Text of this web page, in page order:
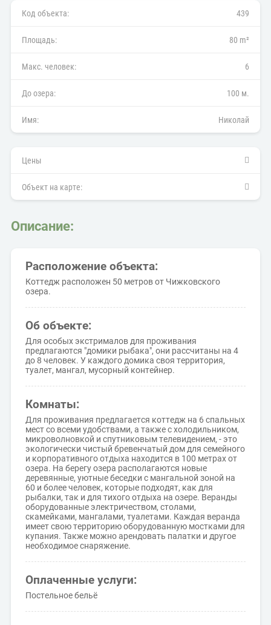
Код объекта: 439
Площадь: 80 m²
Макс. человек: 6
До озера: 100 м.
Имя: Николай
Цены
Объект на карте:
Описание:
Расположение объекта:
Коттедж расположен 50 метров от Чижковского
озера.
Об объекте:
Для особых экстрималов для проживания
предлагаются "домики рыбака", они рассчитаны на 4
до 8 человек. У каждого домика своя территория,
туалет, мангал, мусорный контейнер.
Комнаты:
Для проживания предлагается коттедж на 6 спальных
мест со всеми удобствами, а также с холодильником,
микроволновкой и спутниковым телевидением, - это
экологически чистый бревенчатый дом для семейного
и корпоративного отдыха находится в 100 метрах от
озера. На берегу озера располагаются новые
деревянные, уютные беседки с мангальной зоной на
60 и более человек, которые подходят, как для
рыбалки, так и для тихого отдыха на озере. Веранды
оборудованные электричеством, столами,
скамейками, мангалами, туалетами. Каждая веранда
имеет свою территорию оборудованную мостками для
купания. Также можно арендовать палатки и другое
необходимое снаряжение.
Оплаченные услуги:
Постельное бельё